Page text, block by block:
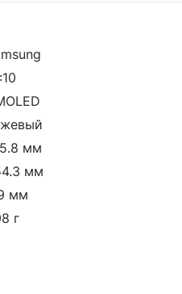
мм
мм
мм
г